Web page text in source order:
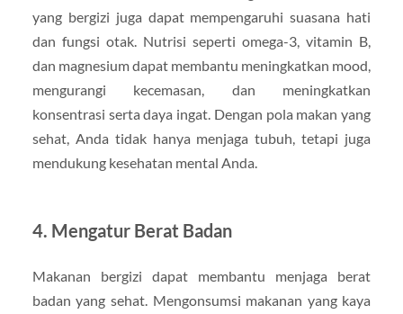
yang bergizi juga dapat mempengaruhi suasana hati
dan fungsi otak. Nutrisi seperti omega-3, vitamin B,
dan magnesium dapat membantu meningkatkan mood,
mengurangi kecemasan, dan meningkatkan
konsentrasi serta daya ingat. Dengan pola makan yang
sehat, Anda tidak hanya menjaga tubuh, tetapi juga
mendukung kesehatan mental Anda.
4. Mengatur Berat Badan
Makanan bergizi dapat membantu menjaga berat
badan yang sehat. Mengonsumsi makanan yang kaya